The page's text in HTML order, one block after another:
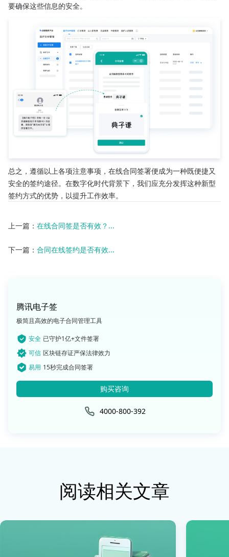
要确保这些信息的安全。
总之，遵循以上各项注意事项，在线合同签署便成为一种既便捷又
安全的签约途径。在数字化时代背景下，我们应充分发挥这种新型
签约方式的优势，以提升工作效率。
上一篇： 在线合同签是否有效？...
下一篇： 合同在线签约是否有效...
腾讯电子签
极简且高效的电子合同管理工具
安全 已守护1亿+文件签署
可信 区块链存证严保法律效力
易用 15秒完成合同签署
购买咨询
4000-800-392
阅读相关文章